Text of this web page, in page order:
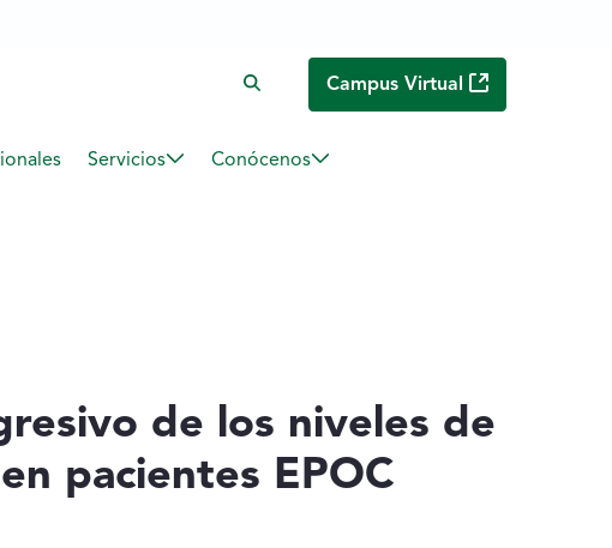
Campus Virtual
Servicios Conócenos
de los niveles de
pacientes EPOC